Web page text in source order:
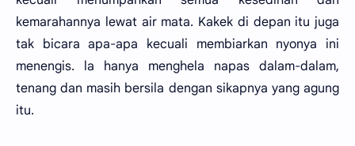
kemarahannya lewat air mata. Kakek di depan itu juga
tak bicara apa-apa kecuali membiarkan nyonya ini
menengis. la hanya menghela napas dalam-dalam,
tenang dan masih bersila dengan sikapnya yang agung
itu.